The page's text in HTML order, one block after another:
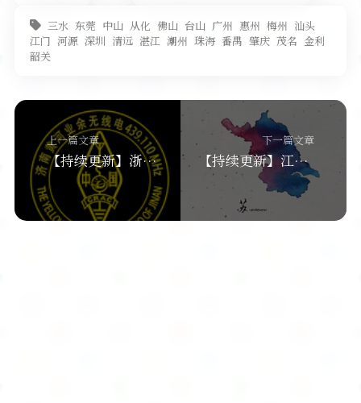
三水 东莞 中山 从化 佛山 台山 广州 惠州 梅州 汕头
江门 河源 深圳 清远 湛江 潮州 珠海 番禺 肇庆 茂名 金利
韶关
上一篇文章
【持续更新】浙江省各城市中继台频率列表
下一篇文章
【持续更新】江苏省各城市中继台频率列表